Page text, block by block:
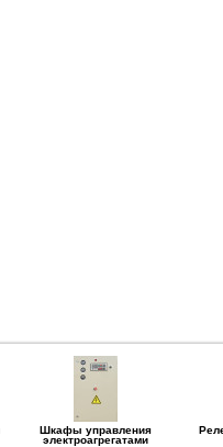
Шкафы управления
электроагрегатами